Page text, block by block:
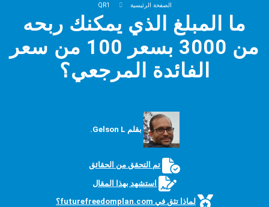
الصفحة الرئيسية QR1
ما المبلغ الذي يمكنك ربحه
من 3000 بسعر 100 من سعر
الفائدة المرجعي؟
بقلم Gelson L.
تم التحقق من الحقائق
استشهد بهذا المقال
لماذا تثق في futurefreedomplan.com؟